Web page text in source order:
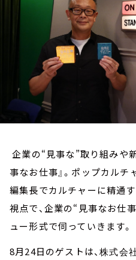
企業の“見事な”取り組みや
事なお仕事』。ポップカルチ
編集長でカルチャーに精通
視点で、企業の“見事なお仕
ュー形式で伺っていきます。
8月24日のゲストは、株式会